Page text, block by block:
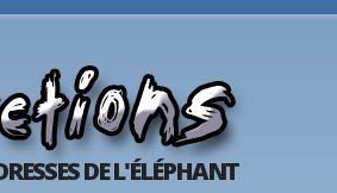
DE L'ÉLÉPHANT